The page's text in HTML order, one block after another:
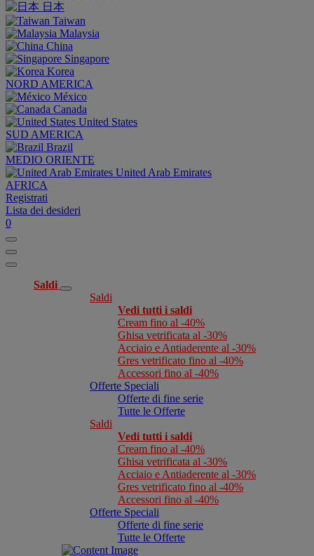
日本
Taiwan
Malaysia
China
Singapore
Korea
NORD AMERICA
México
Canada
United States
SUD AMERICA
Brazil
MEDIO ORIENTE
United Arab Emirates
AFRICA
Registrati
Lista dei desideri
0
Saldi
Saldi
Vedi tutti i saldi
Cream fino al -40%
Ghisa vetrificata al -30%
Acciaio e Antiaderente al -30%
Gres vetrificato fino al -40%
Accessori fino al -40%
Offerte Speciali
Offerte di fine serie
Tutte le Offerte
Saldi
Vedi tutti i saldi
Cream fino al -40%
Ghisa vetrificata al -30%
Acciaio e Antiaderente al -30%
Gres vetrificato fino al -40%
Accessori fino al -40%
Offerte Speciali
Offerte di fine serie
Tutte le Offerte